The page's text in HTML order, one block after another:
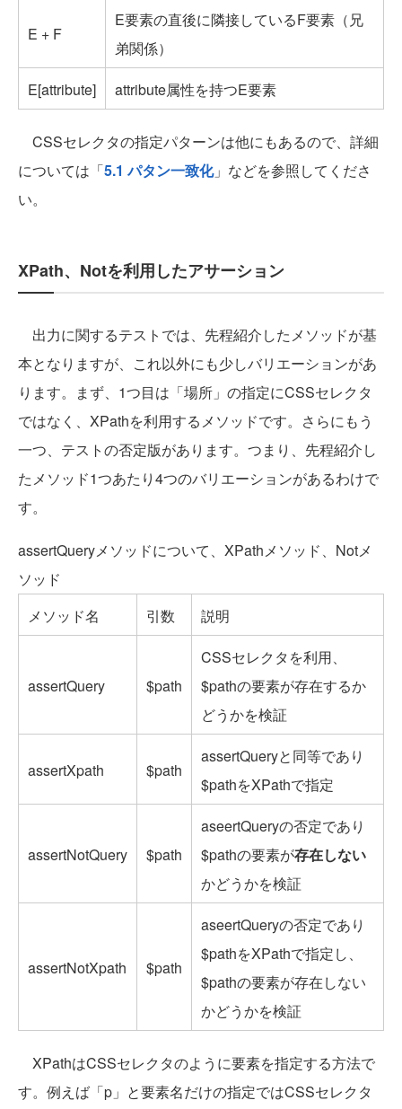
E + F
E要素の直後に隣接しているF要素（兄
弟関係）
E[attribute]
attribute属性を持つE要素
CSSセレクタの指定パターンは他にもあるので、詳細
については「5.1 パタン一致化」などを参照してくださ
い。
XPath、Notを利用したアサーション
出力に関するテストでは、先程紹介したメソッドが基
本となりますが、これ以外にも少しバリエーションがあ
ります。まず、1つ目は「場所」の指定にCSSセレクタ
ではなく、XPathを利用するメソッドです。さらにもう
一つ、テストの否定版があります。つまり、先程紹介し
たメソッド1つあたり4つのバリエーションがあるわけで
す。
assertQueryメソッドについて、XPathメソッド、Notメ
ソッド
メソッド名
引数 説明
assertQuery $path
CSSセレクタを利用、
$pathの要素が存在するか
どうかを検証
assertXpath $path
assertQueryと同等であり
$pathをXPathで指定
assertNotQuery $path
aseertQueryの否定であり
$pathの要素が存在しない
かどうかを検証
assertNotXpath $path
aseertQueryの否定であり
$pathをXPathで指定し、
$pathの要素が存在しない
かどうかを検証
XPathはCSSセレクタのように要素を指定する方法で
す。例えば「p」と要素名だけの指定ではCSSセレクタ